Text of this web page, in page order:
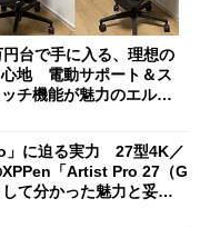
円台で手に入る、理想の
心地 電動サポート＆ス
ッチ機能が魅力のエルゴ
」に迫る実力 27型4K／
「Artist Pro 27（G
て分かった魅力と妥協